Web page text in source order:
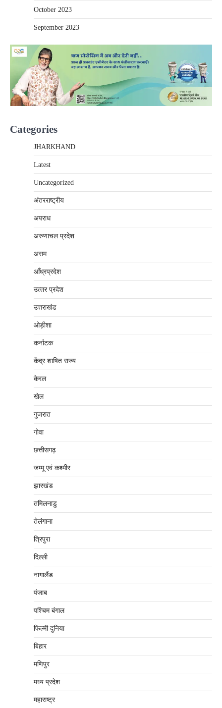
October 2023
September 2023
Categories
JHARKHAND
Latest
Uncategorized
अंतरराष्‍ट्रीय
अपराध
अरुणाचल प्रदेश
असम
आँध्रप्रदेश
उत्‍तर प्रदेश
उत्तराखंड
ओड़ीशा
कर्नाटक
केंद्र शाषित राज्य
केरल
खेल
गुजरात
गोवा
छत्तीसगढ़
जम्‍मू एवं कश्‍मीर
झारखंड
तमिलनाडु
तेलंगाना
त्रिपुरा
दिल्‍ली
नागालैंड
पंजाब
पश्चिम बंगाल
फिल्मी दुनिया
बिहार
मणिपुर
मध्‍य प्रदेश
महाराष्‍ट्र